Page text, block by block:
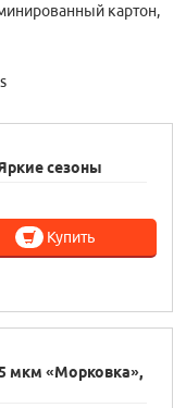
картон,
сезоны
Купить
мкм «Морковка»,